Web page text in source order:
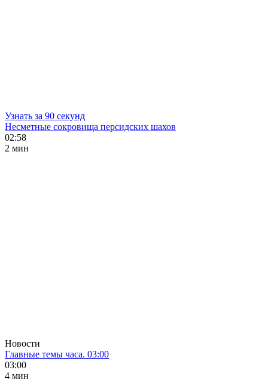
Узнать за 90 секунд
Несметные сокровища персидских шахов
02:58
2 мин
Новости
Главные темы часа. 03:00
03:00
4 мин